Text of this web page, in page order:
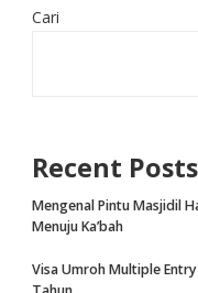
Cari
Recent Posts
Mengenal Pintu Masjidil
Menuju Ka’bah
Visa Umroh Multiple